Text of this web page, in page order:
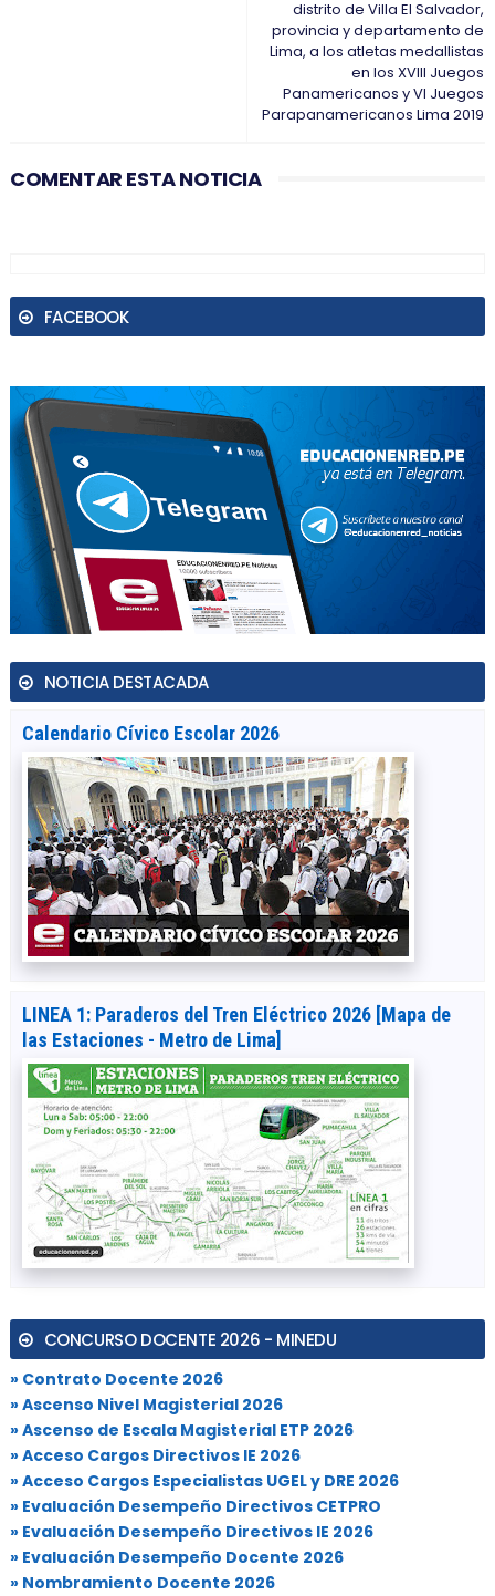
distrito de Villa El Salvador,
provincia y departamento de
Lima, a los atletas medallistas
en los XVIII Juegos
Panamericanos y VI Juegos
Parapanamericanos Lima 2019
COMENTAR ESTA NOTICIA
FACEBOOK
NOTICIA DESTACADA
Calendario Cívico Escolar 2026
LINEA 1: Paraderos del Tren Eléctrico 2026 [Mapa de
las Estaciones - Metro de Lima]
CONCURSO DOCENTE 2026 - MINEDU
» Contrato Docente 2026
» Ascenso Nivel Magisterial 2026
» Ascenso de Escala Magisterial ETP 2026
» Acceso Cargos Directivos IE 2026
» Acceso Cargos Especialistas UGEL y DRE 2026
» Evaluación Desempeño Directivos CETPRO
» Evaluación Desempeño Directivos IE 2026
» Evaluación Desempeño Docente 2026
» Nombramiento Docente 2026